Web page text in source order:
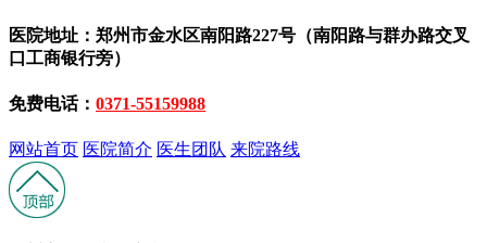
医院地址：郑州市金水区南阳路227号（南阳路与群办路交叉
口工商银行旁）
免费电话： 0371-55159988
网站首页 医院简介 医生团队 来院路线